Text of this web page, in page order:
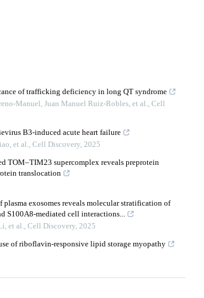
of trafficking deficiency in long QT syndrome
Manuel, Juan Manuel Ruiz-Robles, et al., Cell
B3-induced acute heart failure
et al., Cell Discovery, 2025
TOM–TIM23 supercomplex reveals preprotein
translocation
exosomes reveals molecular stratification of
S100A8-mediated cell interactions...
et al., Cell Discovery, 2025
of riboflavin-responsive lipid storage myopathy